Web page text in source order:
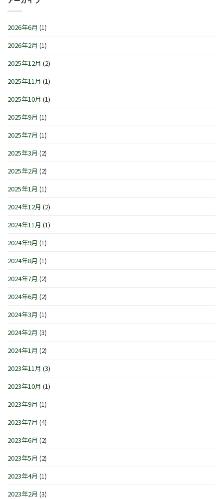
レ
ョ
IN
浜/
町』！！
は
～
1
(日)
は
知
で
は
2026年6月 (1)
2026年2月 (1)
2025年12月 (2)
2025年11月 (1)
2025年10月 (1)
2025年9月 (1)
2025年7月 (1)
2025年3月 (2)
2025年2月 (2)
2025年1月 (1)
2024年12月 (2)
2024年11月 (1)
2024年9月 (1)
2024年8月 (1)
2024年7月 (2)
2024年6月 (2)
2024年3月 (1)
2024年2月 (3)
2024年1月 (2)
2023年11月 (3)
2023年10月 (1)
2023年9月 (1)
2023年7月 (4)
2023年6月 (2)
2023年5月 (2)
2023年4月 (1)
2023年2月 (3)